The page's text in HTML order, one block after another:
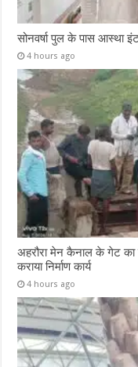
सोनवर्षा पुल के पास आस्था
4 hours ago
अहरौरा मेन कैनाल के गेट का
कराया निर्माण कार्य
4 hours ago